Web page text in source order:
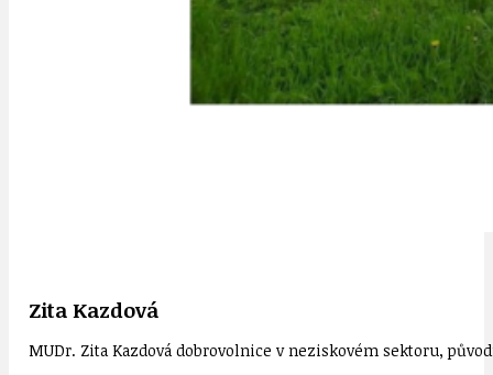
Zita Kazdová
MUDr. Zita Kazdová dobrovolnice v neziskovém sektoru,